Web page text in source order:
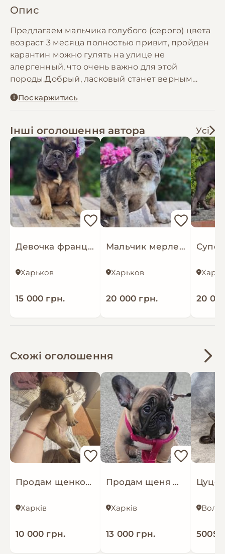
Опис
Предлагаем мальчика голубого (серого) цвета
возраст 3 месяца полностью привит, пройден
карантин можно гулять на улице не
алергенный, что очень важно для этой
породы.Добрый, ласковый станет верным
Поскаржитись
Інші оголошення автора Усі
Девочка французский бульдог
Харьков
15 000 грн.
Мальчик мерле французский бульдог
Харьков
20 000 грн. 20
Схожі оголошення
Продам щенков французского бульдога
Харків
10 000 грн.
Продам щеня французького бульдога
Харків
13 000 грн. 500$